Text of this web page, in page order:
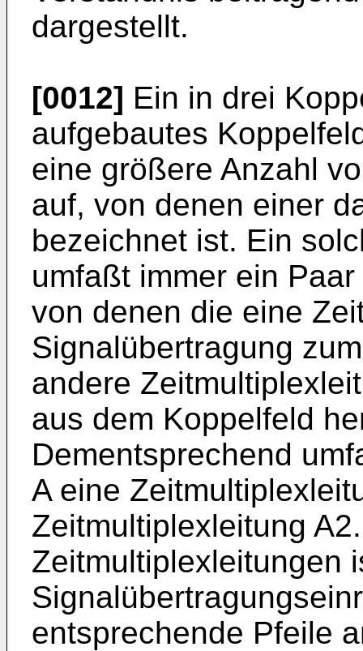
dargestellt.
[0012] Ein in drei
aufgebautes
eine größere Anzahl
auf, von denen einer
bezeichnet ist. Ein
umfaßt immer ein
von denen die eine
Signalübertragung
andere
aus dem Koppelfeld
Dementsprechend
A eine
Zeitmultiplexleitung
Zeitmultiplexleitungen
entsprechende Pfeile